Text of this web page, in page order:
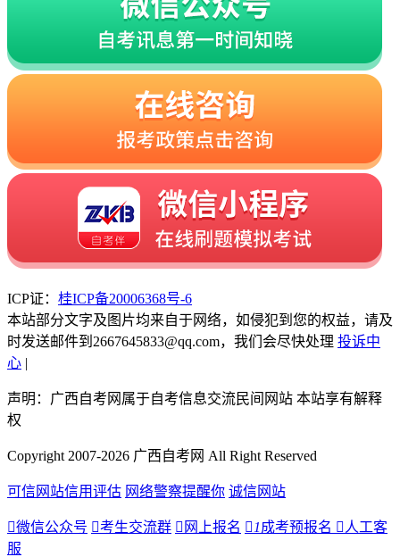
ICP证： 桂ICP备20006368号-6
本站部分文字及图片均来自于网络，如侵犯到您的权益，请及
时发送邮件到2667645833@qq.com，我们会尽快处理 投诉中
心 |
声明：广西自考网属于自考信息交流民间网站 本站享有解释
权
Copyright 2007-2026 广西自考网 All Right Reserved
可信网站信用评估 网络警察提醒你 诚信网站
微信公众号 考生交流群  网上报名  1成考预报名  人工客
服